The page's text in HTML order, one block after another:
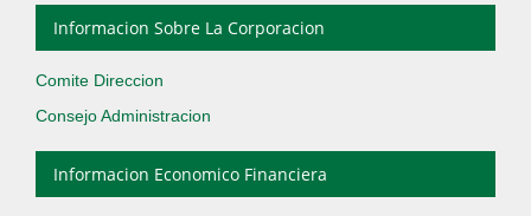
Informacion Sobre La Corporacion
Comite Direccion
Consejo Administracion
Informacion Economico Financiera